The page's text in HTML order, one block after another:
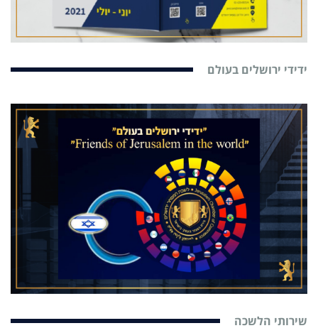
ידידי ירושלים בעולם
שירותי הלשכה